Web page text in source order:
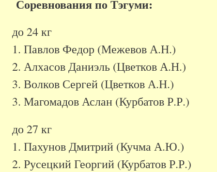
Соревнования по Тэгуми:
до 24 кг
1. Павлов Федор (Межевов А.Н.)
2. Алхасов Даниэль (Цветков А.Н.)
3. Волков Сергей (Цветков А.Н.)
3. Магомадов Аслан (Курбатов Р.Р.)
до 27 кг
1. Пахунов Дмитрий (Кучма А.Ю.)
2. Русецкий Георгий (Курбатов Р.Р.)